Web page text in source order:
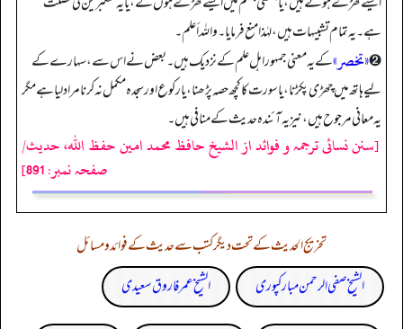
ہے۔ یہ تمام تشبیہات ہیں، لہٰذا منع فرمایا۔ واللہ أعلم۔
➋«تخصر»کے یہ معنی جمہور اہل علم کے نزدیک ہیں۔ بعض نے اس سے، سہارے کے
لیے ہاتھ میں چھڑی پکڑنا، یا سورت کا کچھ حصہ پڑھنا، یا رکوع اور سجدہ مکمل نہ کرنا مراد لیا ہے مگر
یہ معانی مرجوح ہیں، نیز یہ آئندہ حدیث کے منافی ہیں۔
[سنن نسائی ترجمہ و فوائد از الشیخ حافظ محمد امین حفظ اللہ، حدیث/
صفحہ نمبر: 891]
تخریج الحدیث کے تحت دیگر کتب سے حدیث کے فوائد و مسائل
الشیخ صفی الرحمن مبارکپوری
الشیخ عمر فاروق سعیدی